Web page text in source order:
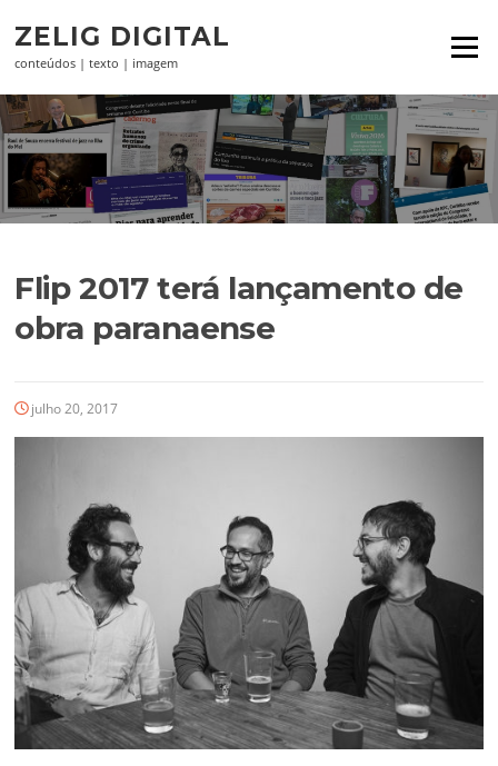
paraZELIG DIGITAL
conteúdos | texto | imagem
Menu
Flip 2017 terá lançamento de
obra paranaense
julho 20, 2017